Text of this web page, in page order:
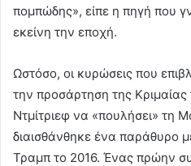
πομπώδης», είπε η πηγή που
εκείνη την εποχή.
Ωστόσο, οι κυρώσεις που
την προσάρτηση της
Ντμίτριεφ να «πουλήσει» τη
διαισθάνθηκε ένα παράθυρο
Τραμπ το 2016. Ένας πρώην